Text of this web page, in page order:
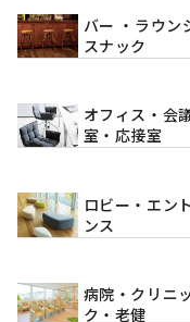
バー ・ラウン
スナック
オフィス・会
室・応接室
ロビー・エン
ンス
病院・クリニッ
ク・老健